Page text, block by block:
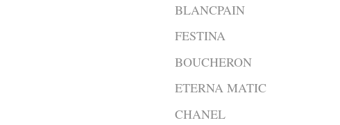
BLANCPAIN
FESTINA
BOUCHERON
ETERNA MATIC
CHANEL